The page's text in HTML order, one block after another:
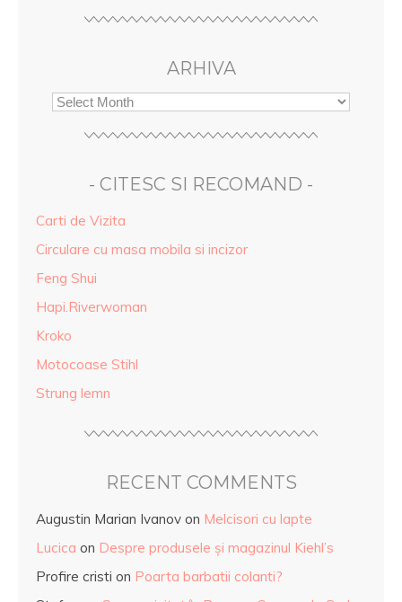
ARHIVA
- CITESC SI RECOMAND -
Carti de Vizita
Circulare cu masa mobila si incizor
Feng Shui
Hapi.Riverwoman
Kroko
Motocoase Stihl
Strung lemn
RECENT COMMENTS
Augustin Marian Ivanov on Melcisori cu lapte
Lucica on Despre produsele și magazinul Kiehl’s
Profire cristi on Poarta barbatii colanti?